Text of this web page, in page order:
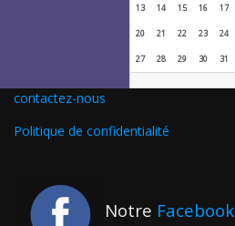
13 14 15 16 17
20 21 22 23 24
27 28 29 30 31
contactez-nous
Politique de confidentialité
Notre Facebook